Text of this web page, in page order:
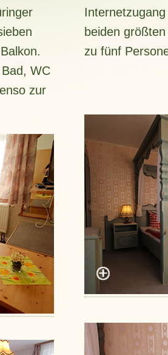
WC
zur
beiden
zu fünf